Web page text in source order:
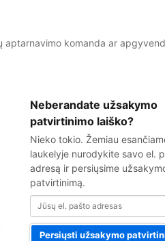
aptarnavimo komanda ar
Neberandate užsakymo
patvirtinimo laiško?
Nieko tokio. Žemiau
laukelyje nurodykite savo el.
adresą ir persiųsime
patvirtinimą.
pašto
adresas
Persiųsti užsakymo